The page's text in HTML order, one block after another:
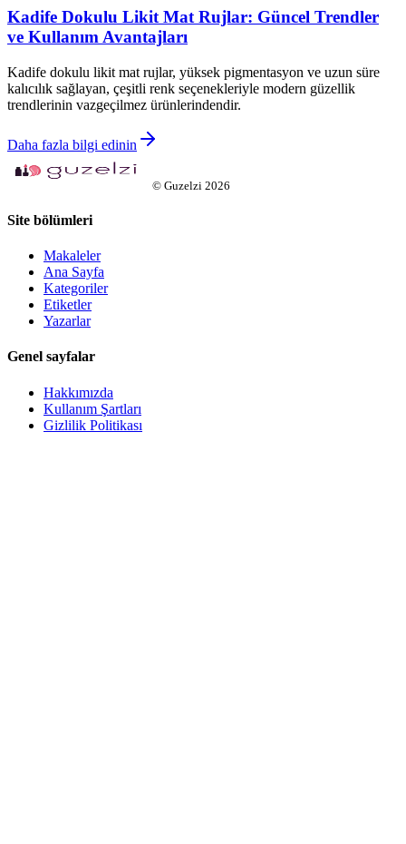
Kadife Dokulu Likit Mat Rujlar: Güncel Trendler
ve Kullanım Avantajları
Kadife dokulu likit mat rujlar, yüksek pigmentasyon ve uzun süre
kalıcılık sağlayan, çeşitli renk seçenekleriyle modern güzellik
trendlerinin vazgeçilmez ürünlerindendir.
Daha fazla bilgi edinin
© Guzelzi 2026
Site bölümleri
Makaleler
Ana Sayfa
Kategoriler
Etiketler
Yazarlar
Genel sayfalar
Hakkımızda
Kullanım Şartları
Gizlilik Politikası